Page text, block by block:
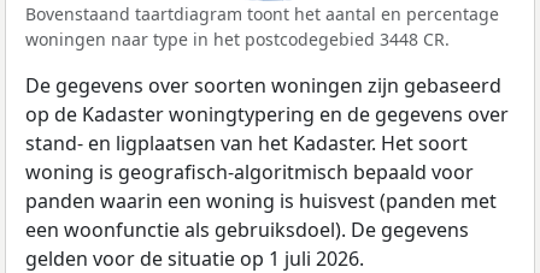
Bovenstaand taartdiagram toont het aantal en percentage
woningen naar type in het postcodegebied 3448 CR.
De gegevens over soorten woningen zijn gebaseerd
op de Kadaster woningtypering en de gegevens over
stand- en ligplaatsen van het Kadaster. Het soort
woning is geografisch-algoritmisch bepaald voor
panden waarin een woning is huisvest (panden met
een woonfunctie als gebruiksdoel). De gegevens
gelden voor de situatie op 1 juli 2026.